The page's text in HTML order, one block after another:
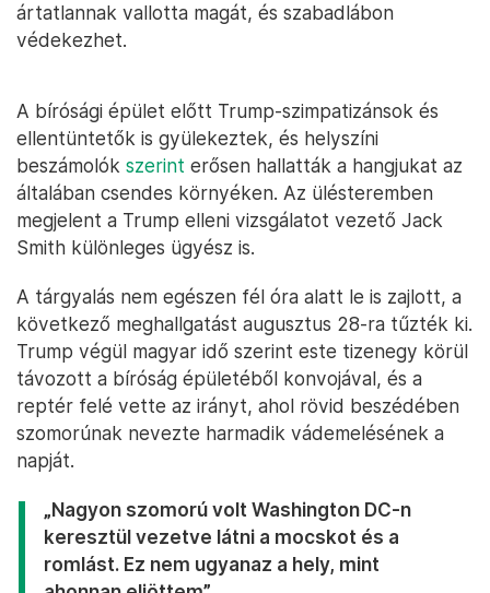
ártatlannak vallotta magát, és szabadlábon
védekezhet.
A bírósági épület előtt Trump-szimpatizánsok és
ellentüntetők is gyülekeztek, és helyszíni
beszámolók szerint erősen hallatták a hangjukat az
általában csendes környéken. Az ülésteremben
megjelent a Trump elleni vizsgálatot vezető Jack
Smith különleges ügyész is.
A tárgyalás nem egészen fél óra alatt le is zajlott, a
következő meghallgatást augusztus 28-ra tűzték ki.
Trump végül magyar idő szerint este tizenegy körül
távozott a bíróság épületéből konvojával, és a
reptér felé vette az irányt, ahol rövid beszédében
szomorúnak nevezte harmadik vádemelésének a
napját.
„Nagyon szomorú volt Washington DC-n
keresztül vezetve látni a mocskot és a
romlást. Ez nem ugyanaz a hely, mint